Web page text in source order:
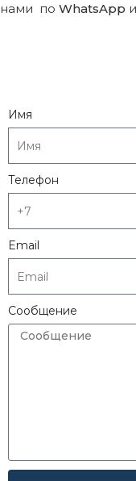
нами по WhatsApp
Имя
Телефон
Email
Сообщение